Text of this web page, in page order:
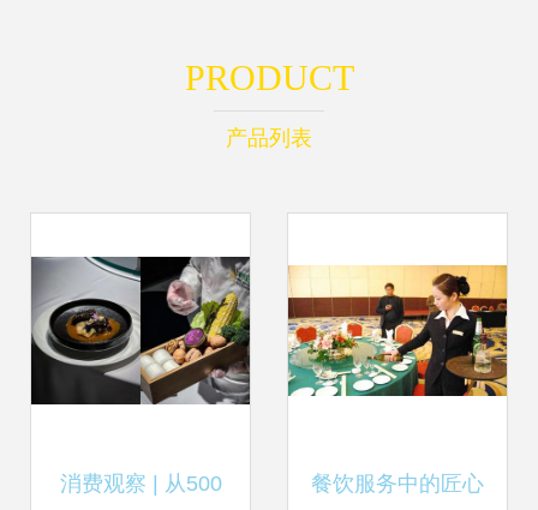
PRODUCT
产品列表
消费观察 | 从500 餐饮服务中的匠心